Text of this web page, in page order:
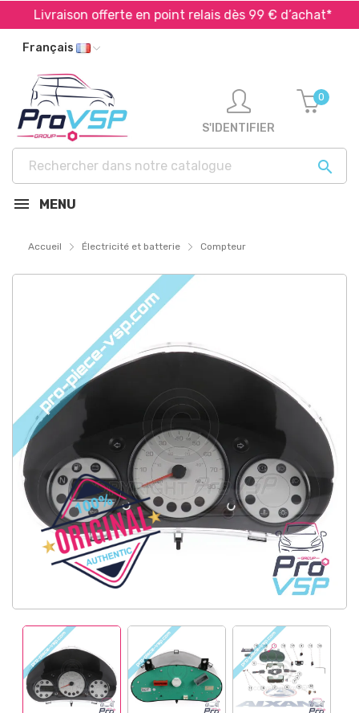
Livraison offerte en point relais dès 99 € d’achat*
Français

S'IDENTIFIER
0
MENU
Accueil Électricité et batterie Compteur